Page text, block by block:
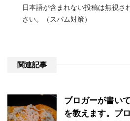
日本語が含まれない投稿は無視さ
さい。（スパム対策）
関連記事
ブロガーが書い
を教えます。プ